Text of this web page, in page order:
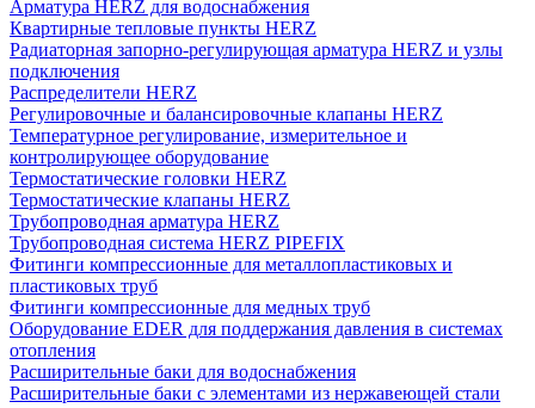
Арматура HERZ для водоснабжения
Квартирные тепловые пункты HERZ
Радиаторная запорно-регулирующая арматура HERZ и узлы
подключения
Распределители HERZ
Регулировочные и балансировочные клапаны HERZ
Температурное регулирование, измерительное и
контролирующее оборудование
Термостатические головки HERZ
Термостатические клапаны HERZ
Трубопроводная арматура HERZ
Трубопроводная система HERZ PIPEFIX
Фитинги компрессионные для металлопластиковых и
пластиковых труб
Фитинги компрессионные для медных труб
Оборудование EDER для поддержания давления в системах
отопления
Расширительные баки для водоснабжения
Расширительные баки с элементами из нержавеющей стали